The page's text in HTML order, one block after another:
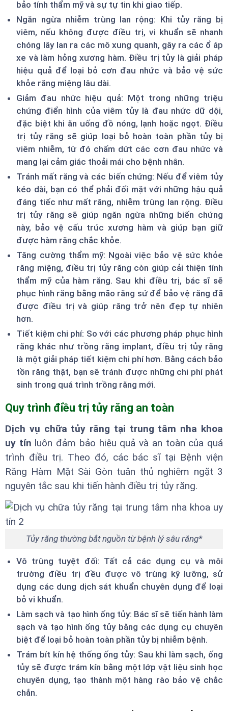
bảo tính thẩm mỹ và sự tự tin khi giao tiếp.
Ngăn ngừa nhiễm trùng lan rộng: Khi tủy răng bị
viêm, nếu không được điều trị, vi khuẩn sẽ nhanh
chóng lây lan ra các mô xung quanh, gây ra các ổ áp
xe và làm hỏng xương hàm. Điều trị tủy là giải pháp
hiệu quả để loại bỏ cơn đau nhức và bảo vệ sức
khỏe răng miệng lâu dài.
Giảm đau nhức hiệu quả: Một trong những triệu
chứng điển hình của viêm tủy là đau nhức dữ dội,
đặc biệt khi ăn uống đồ nóng, lạnh hoặc ngọt. Điều
trị tủy răng sẽ giúp loại bỏ hoàn toàn phần tủy bị
viêm nhiễm, từ đó chấm dứt các cơn đau nhức và
mang lại cảm giác thoải mái cho bệnh nhân.
Tránh mất răng và các biến chứng: Nếu để viêm tủy
kéo dài, bạn có thể phải đối mặt với những hậu quả
đáng tiếc như mất răng, nhiễm trùng lan rộng. Điều
trị tủy răng sẽ giúp ngăn ngừa những biến chứng
này, bảo vệ cấu trúc xương hàm và giúp bạn giữ
được hàm răng chắc khỏe.
Tăng cường thẩm mỹ: Ngoài việc bảo vệ sức khỏe
răng miệng, điều trị tủy răng còn giúp cải thiện tính
thẩm mỹ của hàm răng. Sau khi điều trị, bác sĩ sẽ
phục hình răng bằng mão răng sứ để bảo vệ răng đã
được điều trị và giúp răng trở nên đẹp tự nhiên
hơn.
Tiết kiệm chi phí: So với các phương pháp phục hình
răng khác như trồng răng implant, điều trị tủy răng
là một giải pháp tiết kiệm chi phí hơn. Bằng cách bảo
tồn răng thật, bạn sẽ tránh được những chi phí phát
sinh trong quá trình trồng răng mới.
Quy trình điều trị tủy răng an toàn
Dịch vụ chữa tủy răng tại trung tâm nha khoa
uy tín luôn đảm bảo hiệu quả và an toàn của quá
trình điều trị. Theo đó, các bác sĩ tại Bệnh viện
Răng Hàm Mặt Sài Gòn tuân thủ nghiêm ngặt 3
nguyên tắc sau khi tiến hành điều trị tủy răng.
Tủy răng thường bắt nguồn từ bệnh lý sâu răng*
Vô trùng tuyệt đối: Tất cả các dụng cụ và môi
trường điều trị đều được vô trùng kỹ lưỡng, sử
dụng các dung dịch sát khuẩn chuyên dụng để loại
bỏ vi khuẩn.
Làm sạch và tạo hình ống tủy: Bác sĩ sẽ tiến hành làm
sạch và tạo hình ống tủy bằng các dụng cụ chuyên
biệt để loại bỏ hoàn toàn phần tủy bị nhiễm bệnh.
Trám bít kín hệ thống ống tủy: Sau khi làm sạch, ống
tủy sẽ được trám kín bằng một lớp vật liệu sinh học
chuyên dụng, tạo thành một hàng rào bảo vệ chắc
chắn.